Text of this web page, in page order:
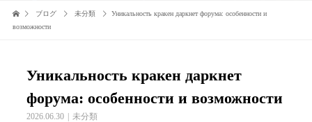
ブログ 未分類
Уникальность кракен даркнет форума: особенности и
возможности
Уникальность кракен даркнет
форума: особенности и возможности
2026.06.30 未分類